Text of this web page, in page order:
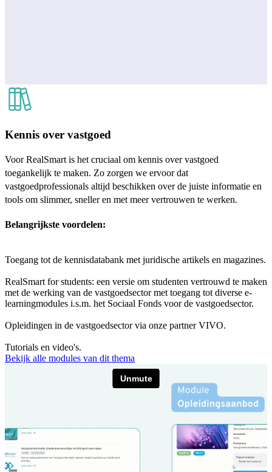
Kennis over vastgoed
Voor RealSmart is het cruciaal om kennis over vastgoed
toegankelijk te maken. Zo zorgen we ervoor dat
vastgoedprofessionals altijd beschikken over de juiste informatie en
tools om slimmer, sneller en met meer vertrouwen te werken.
Belangrijkste voordelen:
Toegang tot de kennisdatabank met juridische artikels en magazines.
RealSmart for students: een versie om studenten vertrouwd te maken
met de werking van de vastgoedsector met toegang tot diverse e-
learningmodules i.s.m. het Sociaal Fonds voor de vastgoedsector.
Opleidingen in de vastgoedsector via onze partner VIVO.
Tutorials en video's.
Bekijk alle modules van dit thema